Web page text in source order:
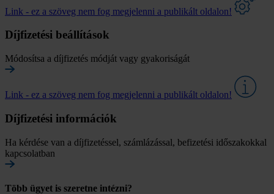
Link - ez a szöveg nem fog megjelenni a publikált oldalon!
Díjfizetési beállítások
Módosítsa a díjfizetés módját vagy gyakoriságát
Link - ez a szöveg nem fog megjelenni a publikált oldalon!
Díjfizetési információk
Ha kérdése van a díjfizetéssel, számlázással, befizetési időszakokkal
kapcsolatban
Több ügyet is szeretne intézni?